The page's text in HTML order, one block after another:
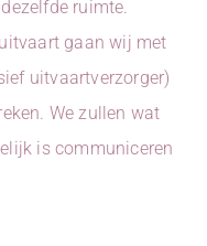
ruimte.
gaan wij met
uitvaartverzorger)
We zullen wat
is communiceren